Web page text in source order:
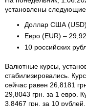
установлены
Доллар США (USD)
Евро (EUR) –
10 российских
Валютные курсы,
стабилизировались.
сейчас равен 26,8181
29,8043 грн. за 1 евро.
3,8467 грн. за 10 рублей.